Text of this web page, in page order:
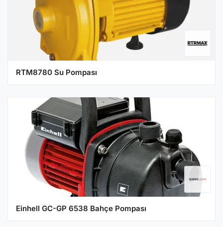
RTM8780 Su Pompası
Einhell GC-GP 6538 Bahçe Pompası